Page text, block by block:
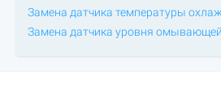
Замена датчика температуры
Замена датчика уровня